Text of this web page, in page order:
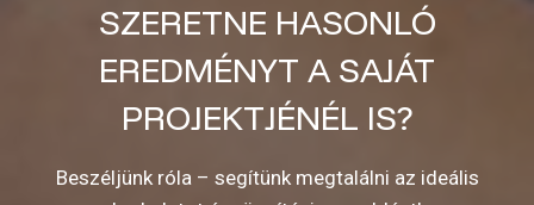
SZERETNE HASONLÓ
EREDMÉNYT A SAJÁT
PROJEKTJÉNÉL IS?
Beszéljünk róla – segítünk megtalálni az ideális